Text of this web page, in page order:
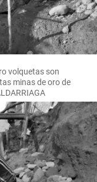
volquetas son
minas de oro de